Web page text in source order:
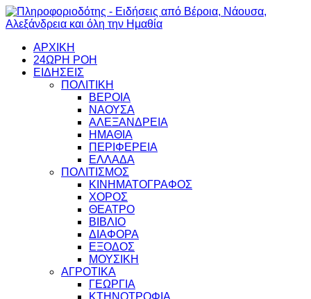
ΑΡΧΙΚΗ
24ΩΡΗ ΡΟΗ
ΕΙΔΗΣΕΙΣ
ΠΟΛΙΤΙΚΗ
ΒΕΡΟΙΑ
ΝΑΟΥΣΑ
ΑΛΕΞΑΝΔΡΕΙΑ
ΗΜΑΘΙΑ
ΠΕΡΙΦΕΡΕΙΑ
ΕΛΛΑΔΑ
ΠΟΛΙΤΙΣΜΟΣ
ΚΙΝΗΜΑΤΟΓΡΑΦΟΣ
ΧΟΡΟΣ
ΘΕΑΤΡΟ
ΒΙΒΛΙΟ
ΔΙΑΦΟΡΑ
ΕΞΟΔΟΣ
ΜΟΥΣΙΚΗ
ΑΓΡΟΤΙΚΑ
ΓΕΩΡΓΙΑ
ΚΤΗΝΟΤΡΟΦΙΑ